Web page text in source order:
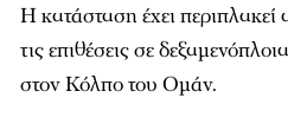
Η κατάσταση έχει περιπλακεί
τις επιθέσεις σε
στον Κόλπο του Ομάν.